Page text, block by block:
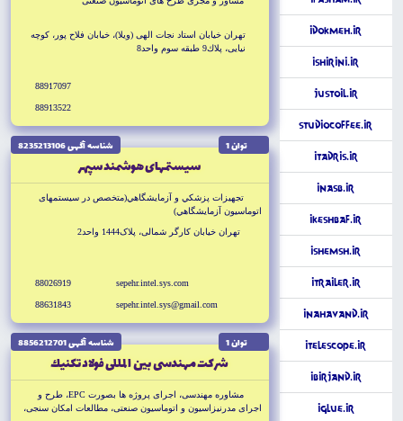
iDokmeh.ir
iShirini.ir
JustOil.ir
StudioCoffee.ir
iTadris.ir
iNasb.ir
iKeshbaf.ir
iShemsh.ir
iTrailer.ir
iNahavand.ir
iTelescope.ir
iBirjand.ir
iGlue.ir
تهران خيابان استاد نجات الهى (ويلا)، خيابان فلاح پور، كوچه
نيايى، پلاك9 طبقه سوم واحد8
88917097
88913522
توان 1 شناسه آگهى 8235213106
سيستمهاى هوشمند سپهر
تجهيزات پزشكي و آزمايشگاهي(متخصص در سيستمهاى
اتوماسيون آزمايشگاهي)
تهران خيابان كارگر شمالى، پلاک1444 واحد2
sepehr.intel.sys.com
sepehr.intel.sys@gmail.com
88026919
88631843
توان 1 شناسه آگهى 8856212701
شركت مهندسى بين المللى فولاد تكنيك
مشاوره مهندسى، اجراى پروژه ها بصورت EPC، طرح و
اجراى مدرنيزاسيون و اتوماسيون صنعتى، مطالعات امكان سنجى،